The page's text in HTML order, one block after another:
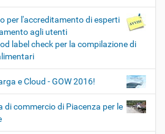
per l'accreditamento di esperti
agli utenti
label check per la compilazione di
e Cloud - GOW 2016!
di commercio di Piacenza per le